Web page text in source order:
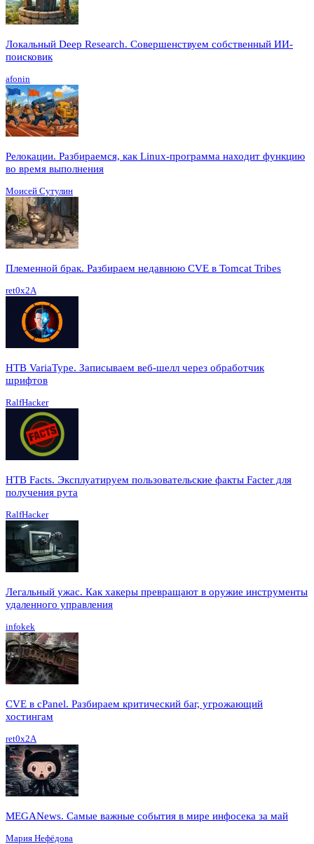
Локальный Deep Research. Совершенствуем собственный ИИ-
поисковик
afonin
Релокации. Разбираемся, как Linux-программа находит функцию
во время выполнения
Моисей Сутулин
Племенной брак. Разбираем недавнюю CVE в Tomcat Tribes
ret0x2A
HTB VariaType. Записываем веб-шелл через обработчик
шрифтов
RalfHacker
HTB Facts. Эксплуатируем пользовательские факты Facter для
получения рута
RalfHacker
Легальный ужас. Как хакеры превращают в оружие инструменты
удаленного управления
infokek
CVE в cPanel. Разбираем критический баг, угрожающий
хостингам
ret0x2A
MEGANews. Cамые важные события в мире инфосека за май
Мария Нефёдова